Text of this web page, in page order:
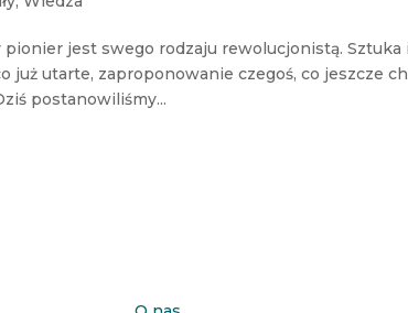
pionier jest swego rodzaju rewolucjonistą.
już utarte, zaproponowanie czegoś, co jeszcze
postanowiliśmy...